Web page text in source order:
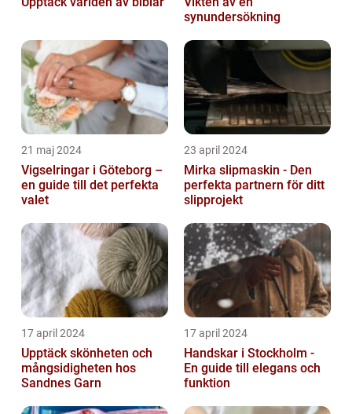
synundersökning
21 maj 2024
Vigselringar i Göteborg –
en guide till det perfekta
valet
23 april 2024
Mirka slipmaskin - Den
perfekta partnern för ditt
slipprojekt
17 april 2024
Upptäck skönheten och
mångsidigheten hos
Sandnes Garn
17 april 2024
Handskar i Stockholm -
En guide till elegans och
funktion